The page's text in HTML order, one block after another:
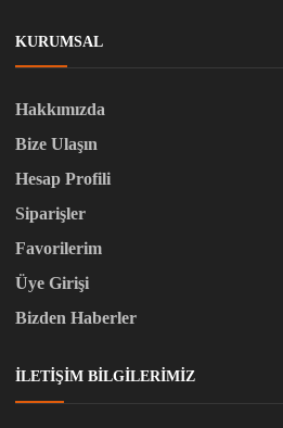
KURUMSAL
Hakkımızda
Bize Ulaşın
Hesap Profili
Siparişler
Favorilerim
Üye Girişi
Bizden Haberler
İLETIŞIM BILGILERIMIZ